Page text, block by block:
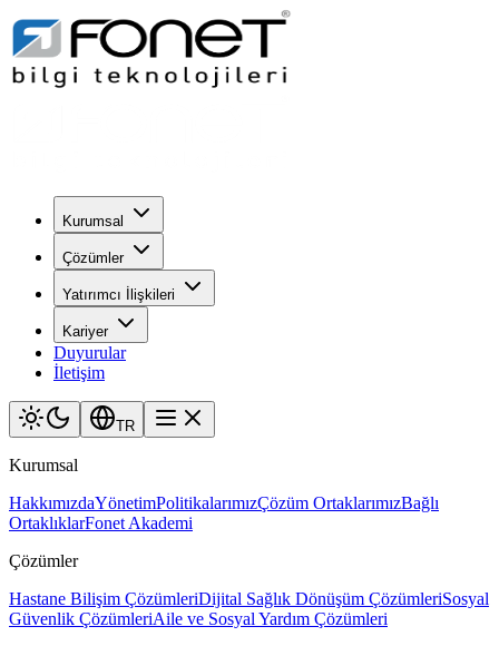
Kurumsal
Çözümler
Yatırımcı İlişkileri
Kariyer
Duyurular
İletişim
TR
Kurumsal
HakkımızdaYönetimPolitikalarımızÇözüm OrtaklarımızBağlı
OrtaklıklarFonet Akademi
Çözümler
Hastane Bilişim ÇözümleriDijital Sağlık Dönüşüm ÇözümleriSosyal
Güvenlik ÇözümleriAile ve Sosyal Yardım Çözümleri